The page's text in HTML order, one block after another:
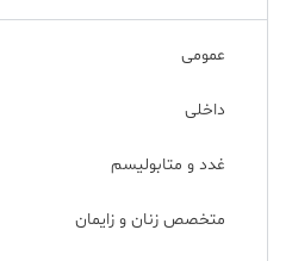
عمومی
داخلی
غدد و متابولیسم
متخصص زنان و زایمان